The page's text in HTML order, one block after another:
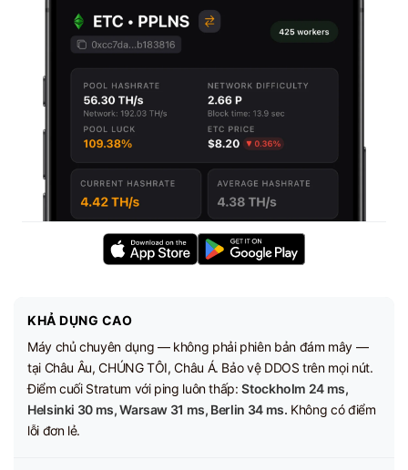
KHẢ DỤNG CAO
Máy chủ chuyên dụng — không phải phiên bản đám mây —
tại Châu Âu, CHÚNG TÔI, Châu Á. Bảo vệ DDOS trên mọi nút.
Điểm cuối Stratum với ping luôn thấp:Stockholm 24 ms,
Helsinki 30 ms, Warsaw 31 ms, Berlin 34 ms. Không có điểm
lỗi đơn lẻ.